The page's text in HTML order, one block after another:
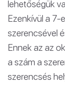
lehetőségük
Ezenkívül a 7-
szerencsével
Ennek az az
a szám a
szerencsés